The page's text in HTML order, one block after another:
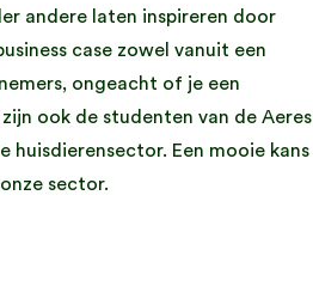
andere laten inspireren door
case zowel vanuit een
ongeacht of je een
ook de studenten van de Aeres
Een mooie kans
sector.